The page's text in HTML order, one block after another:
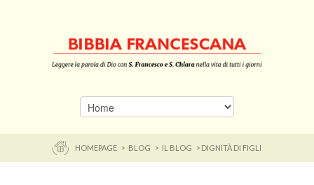
HOMEPAGE > BLOG > IL BLOG > DIGNITÀ DI FIGLI